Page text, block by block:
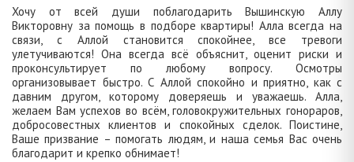
Хочу от всей души поблагодарить Вышинскую Аллу
Викторовну за помощь в подборе квартиры! Алла всегда на
связи, с Аллой становится спокойнее, все тревоги
улетучиваются! Она всегда всё объяснит, оценит риски и
проконсультирует по любому вопросу. Осмотры
организовывает быстро. С Аллой спокойно и приятно, как с
давним другом, которому доверяешь и уважаешь. Алла,
желаем Вам успехов во всём, головокружительных гонораров,
добросовестных клиентов и спокойных сделок. Поистине,
Ваше призвание – помогать людям, и наша семья Вас очень
благодарит и крепко обнимает!